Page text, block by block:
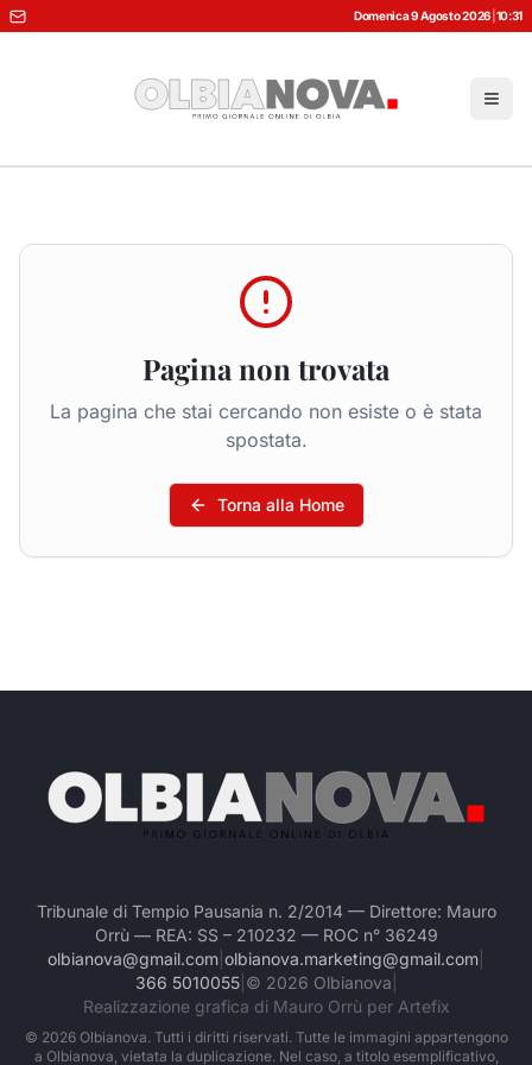
Domenica 9 Agosto 2026 10:31
Pagina non trovata
La pagina che stai cercando non esiste o è stata
spostata.
Torna alla Home
Tribunale di Tempio Pausania n. 2/2014 — Direttore: Mauro
Orrù — REA: SS – 210232 — ROC n° 36249
olbianova@gmail.com olbianova.marketing@gmail.com
366 5010055| © 2026 Olbianova
Realizzazione grafica di Mauro Orrù per Artefix
© 2026Olbianova. Tutti i diritti riservati. Tutte le immagini appartengono
a Olbianova, vietata la duplicazione. Nel caso, a titolo esemplificativo,